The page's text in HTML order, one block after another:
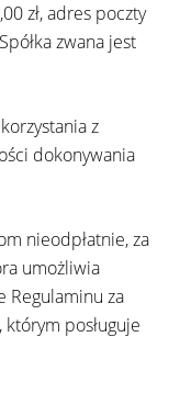
zł, adres poczty
zwana jest
z
dokonywania
nieodpłatnie, za
umożliwia
Regulaminu za
posługuje